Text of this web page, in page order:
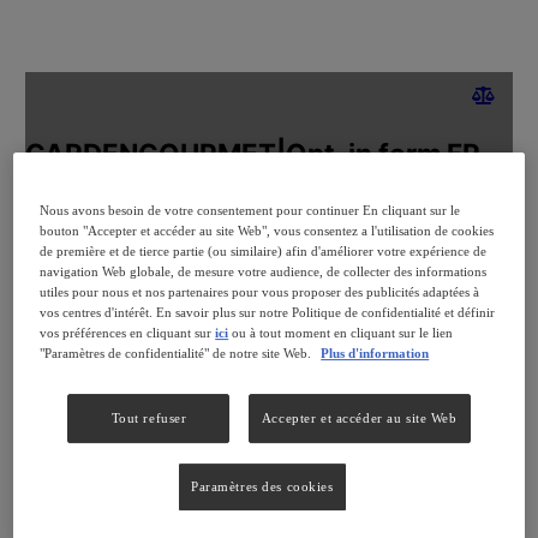
Nous avons besoin de votre consentement pour continuer En cliquant sur le
bouton "Accepter et accéder au site Web", vous consentez a l'utilisation de cookies
de première et de tierce partie (ou similaire) afin d'améliorer votre expérience de
navigation Web globale, de mesure votre audience, de collecter des informations
utiles pour nous et nos partenaires pour vous proposer des publicités adaptées à
vos centres d'intérêt. En savoir plus sur notre Politique de confidentialité et définir
vos préférences en cliquant surici ou à tout moment en cliquant sur le lien
"Paramètres de confidentialité" de notre site Web.
Plus d'information
Tout refuser Accepter et accéder au site Web
Paramètres des cookies